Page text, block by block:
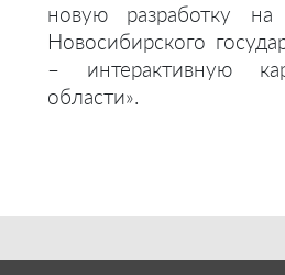
новую разработку
Новосибирского
– интерактивную
области».